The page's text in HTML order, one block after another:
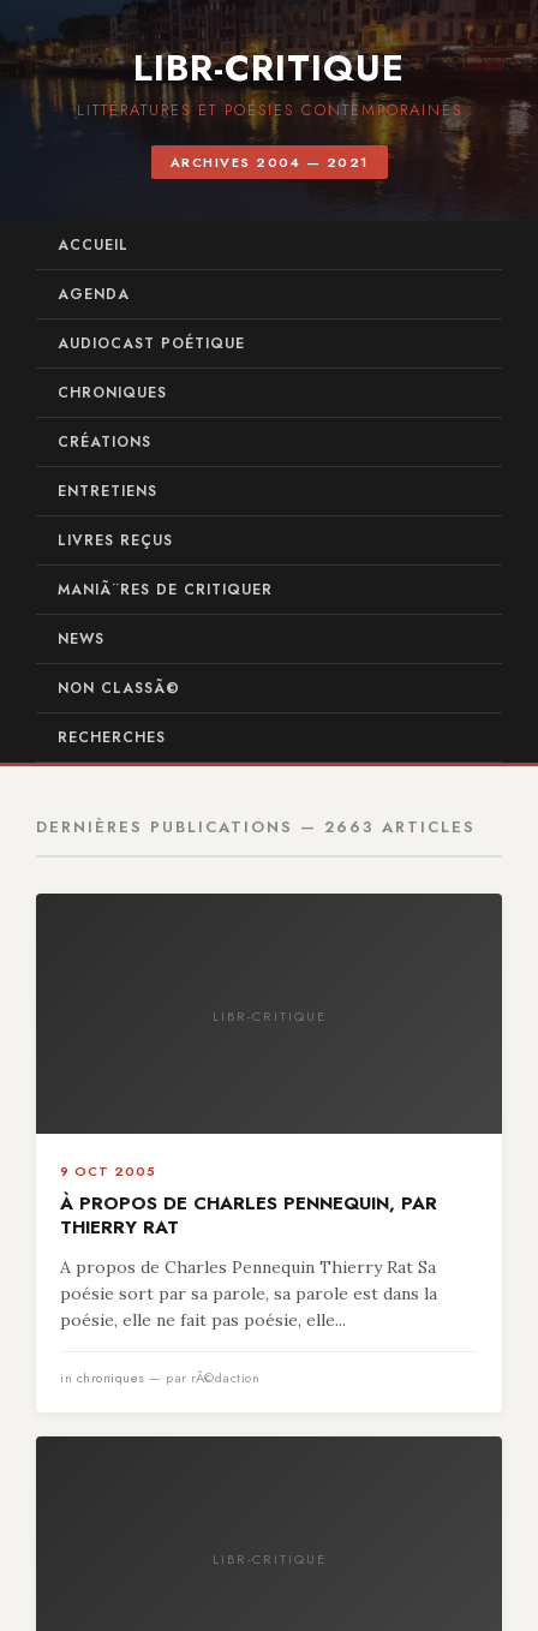
LIBR-CRITIQUE
LITTÉRATURES ET POÉSIES CONTEMPORAINES
ARCHIVES 2004 — 2021
ACCUEIL
AGENDA
AUDIOCAST POÉTIQUE
CHRONIQUES
CRÉATIONS
ENTRETIENS
LIVRES REÇUS
MANIÃ¨RES DE CRITIQUER
NEWS
NON CLASSÃ©
RECHERCHES
DERNIÈRES PUBLICATIONS — 2663 ARTICLES
LIBR-CRITIQUE
9 OCT 2005
À PROPOS DE CHARLES PENNEQUIN, PAR
THIERRY RAT
A propos de Charles Pennequin Thierry Rat Sa
poésie sort par sa parole, sa parole est dans la
poésie, elle ne fait pas poésie, elle...
in chroniques — par rÃ©daction
LIBR-CRITIQUE